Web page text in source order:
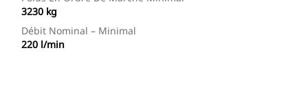
3230 kg
Débit Nominal – Minimal
220 l/min